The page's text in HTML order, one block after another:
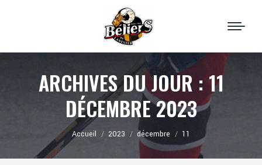
ARCHIVES DU JOUR : 11
DÉCEMBRE 2023
Vous êtes ici :
Accueil 2023 décembre 11